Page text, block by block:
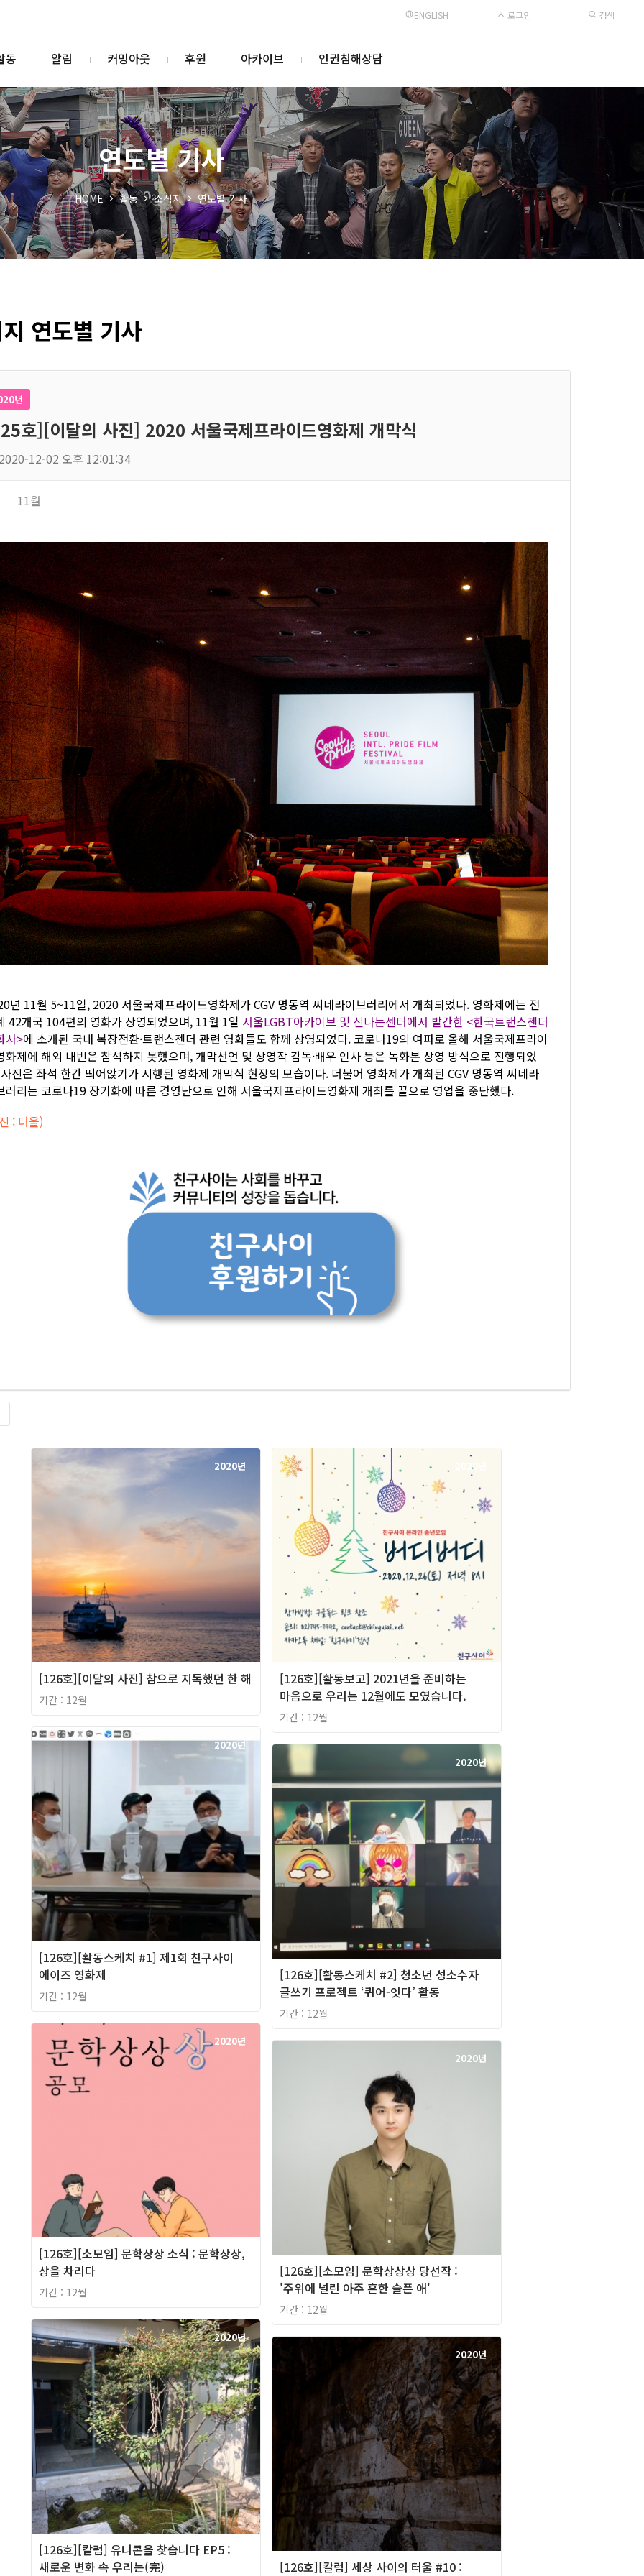
ENGLISH 로그인 검색
동 알림 커밍아웃 후원 아카이브 인권침해상담
연도별 기사
HOME 활동 소식지 연도별 기사
연도별 기사
년
호][이달의 사진] 2020 서울국제프라이드영화제 개막식
12-02 오후 12:01:34
11월
년 11월 5~11일, 2020 서울국제프라이드영화제가 CGV 명동역 씨네라이브러리에서 개최되었다. 영화제에는 전
42개국 104편의 영화가 상영되었으며, 11월 1일 서울LGBT아카이브 및 신나는센터에서 발간한 <한국트랜스젠더
사>에 소개된 국내 복장전환·트랜스젠더 관련 영화들도 함께 상영되었다. 코로나19의 여파로 올해 서울국제프라이
화제에 해외 내빈은 참석하지 못했으며, 개막선언 및 상영작 감독·배우 인사 등은 녹화본 상영 방식으로 진행되었
진은 좌석 한칸 띄어앉기가 시행된 영화제 개막식 현장의 모습이다. 더불어 영화제가 개최된 CGV 명동역 씨네라
러리는 코로나19 장기화에 따른 경영난으로 인해 서울국제프라이드영화제 개최를 끝으로 영업을 중단했다.
: 터울)
2020년
[126호][이달의 사진] 참으로 지독했던 한 해
기간 : 12월
2020년
[126호][활동보고] 2021년을 준비하는
마음으로 우리는 12월에도 모였습니다.
기간 : 12월
2020년
[126호][활동스케치 #1] 제1회 친구사이
에이즈 영화제
기간 : 12월
2020년
[126호][활동스케치 #2] 청소년 성소수자
글쓰기 프로젝트 ‘퀴어-잇다’ 활동
기간 : 12월
2020년
[126호][소모임] 문학상상 소식 : 문학상상,
상을 차리다
기간 : 12월
2020년
[126호][소모임] 문학상상상 당선작 :
'주위에 널린 아주 흔한 슬픈 애'
기간 : 12월
2020년
[126호][칼럼] 유니콘을 찾습니다 EP5 :
새로운 변화 속 우리는(完)
2020년
[126호][칼럼] 세상 사이의 터울 #10 :